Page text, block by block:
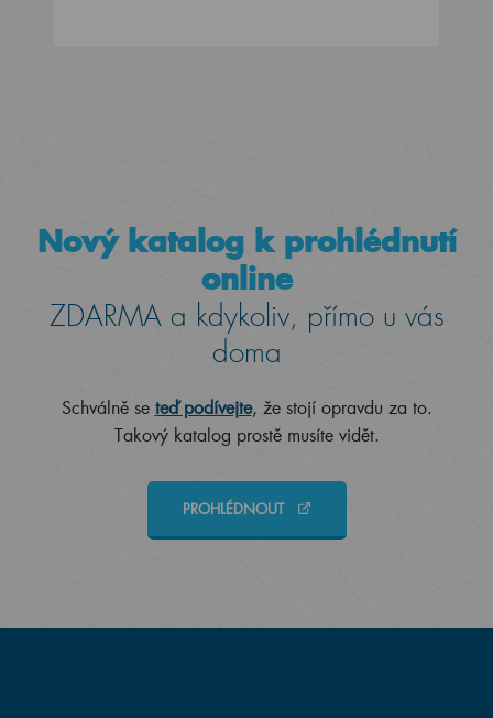
Nový katalog k prohlédnutí
online
ZDARMA a kdykoliv, přímo u vás
doma
Schválně se teď podívejte, že stojí opravdu za to.
Takový katalog prostě musíte vidět.
PROHLÉDNOUT